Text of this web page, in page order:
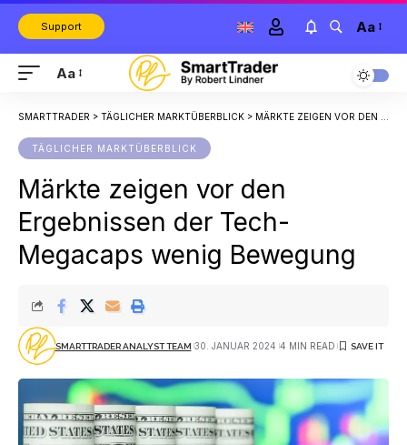
Support Aa
Aa
SMARTTRADER > TÄGLICHER MARKTÜBERBLICK > MÄRKTE ZEIGEN VOR DEN ERGEBNISSEN DER TECH-MEGACAPS WENIG BEWEGUNG
TÄGLICHER MARKTÜBERBLICK
Märkte zeigen vor den
Ergebnissen der Tech-
Megacaps wenig Bewegung
SMARTTRADER ANALYST TEAM 30. JANUAR 2024 4 MIN READ